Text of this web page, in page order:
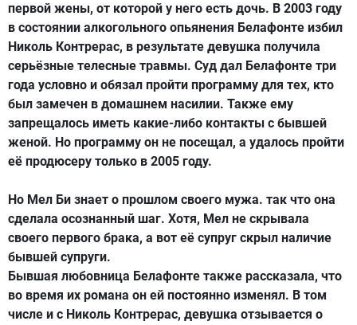
первой жены, от которой у него есть дочь. В 2003 году
в состоянии алкогольного опьянения Белафонте избил
Николь Контрерас, в результате девушка получила
серьёзные телесные травмы. Суд дал Белафонте три
года условно и обязал пройти программу для тех, кто
был замечен в домашнем насилии. Также ему
запрещалось иметь какие-либо контакты с бывшей
женой. Но программу он не посещал, а удалось пройти
её продюсеру только в 2005 году.
Но Мел Би знает о прошлом своего мужа. так что она
сделала осознанный шаг. Хотя, Мел не скрывала
своего первого брака, а вот её супруг скрыл наличие
бывшей супруги.
Бывшая любовница Белафонте также рассказала, что
во время их романа он ей постоянно изменял. В том
числе и с Николь Контрерас, девушка отзывается о